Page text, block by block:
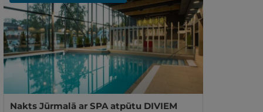
Nakts Jūrmalā ar SPA atpūtu DIVIEM